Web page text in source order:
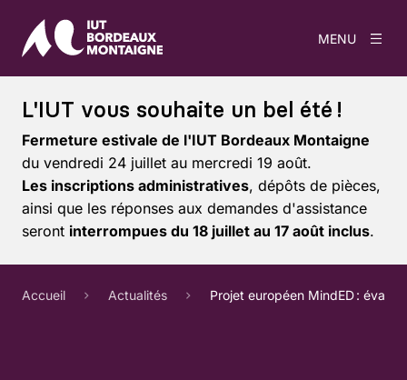
MENU
L'IUT vous souhaite un bel été !
Fermeture estivale de l'IUT Bordeaux Montaigne
du vendredi 24 juillet au mercredi 19 août.
Les inscriptions administratives, dépôts de pièces,
ainsi que les réponses aux demandes d'assistance
seront interrompues du 18 juillet au 17 août inclus.
Accueil Actualités Projet européen MindED :